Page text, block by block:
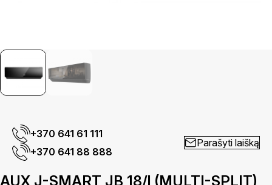
+370 641 61 111
+370 641 88 888
Parašyti laišką
AUX J-SMART JB 18/l (MULTI-SPLIT)